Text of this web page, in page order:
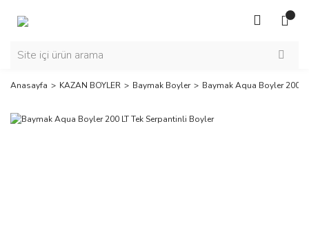
Anasayfa KAZAN BOYLER Baymak Boyler Baymak Aqua Boyler 200